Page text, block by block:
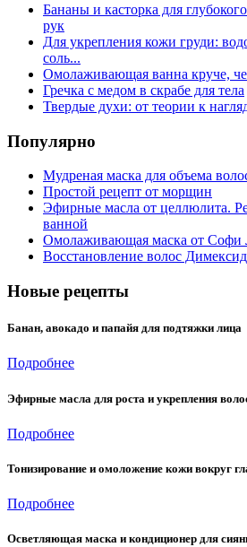
Бананы и касторка для
рук
Для укрепления кожи груди:
соль...
Омолаживающая ванна круче,
Гречка с медом в скрабе для тела
Твердые духи: от теории к
Популярно
Мудреная маска для объема
Простой рецепт от морщин
Эфирные масла от целлюлита.
ванной
Омолаживающая маска от Софи
Восстановление волос
Новые рецепты
Банан, авокадо и папайя для подтяжки лица
Подробнее
Эфирные масла для роста и укрепления
Подробнее
Тонизирование и омоложение кожи вокруг
Подробнее
Осветляющая маска и кондиционер для